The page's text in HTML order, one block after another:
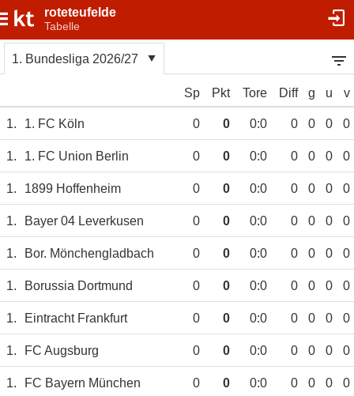
roteteufelde
Tabelle
1. Bundesliga 2026/27
Sp Pkt Tore Diff g u v
1. 1. FC Köln 0 0 0:0 0 0 0 0
1. 1. FC Union Berlin 0 0 0:0 0 0 0 0
1. 1899 Hoffenheim 0 0 0:0 0 0 0 0
1. Bayer 04 Leverkusen 0 0 0:0 0 0 0 0
1. Bor. Mönchengladbach 0 0 0:0 0 0 0 0
1. Borussia Dortmund 0 0 0:0 0 0 0 0
1. Eintracht Frankfurt 0 0 0:0 0 0 0 0
1. FC Augsburg 0 0 0:0 0 0 0 0
1. FC Bayern München 0 0 0:0 0 0 0 0